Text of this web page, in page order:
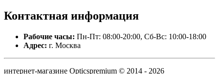
Контактная информация
Рабочие часы: Пн-Пт: 08:00-20:00, Сб-Вс: 10:00-18:00
Адрес: г. Москва
интернет-магазине Opticspremium © 2014 - 2026